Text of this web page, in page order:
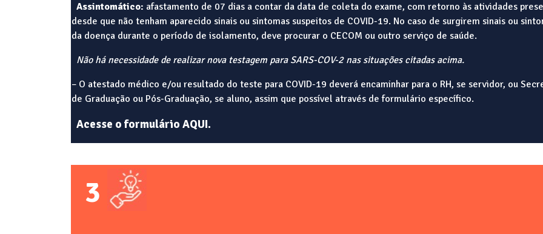
Assintomático: afastamento de 07 dias a contar da data de coleta do exame, com retorno às atividades
desde que não tenham aparecido sinais ou sintomas suspeitos de COVID-19. No caso de surgirem sinais ou
da doença durante o período de isolamento, deve procurar o CECOM ou outro serviço de saúde.
Não há necessidade de realizar nova testagem para SARS-COV-2 nas situações citadas acima.
– O atestado médico e/ou resultado do teste para COVID-19 deverá encaminhar para o RH, se servidor, ou
de Graduação ou Pós-Graduação, se aluno, assim que possível através de formulário específico.
Acesse o formulário AQUI.
3